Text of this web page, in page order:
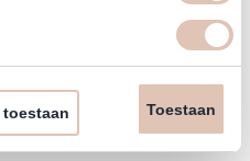
Toestaan